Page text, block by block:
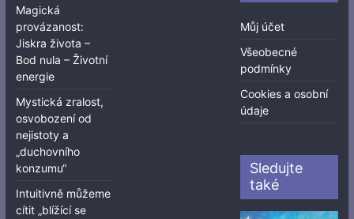
Magická
provázanost:
Jiskra života –
Bod nula – Životní
energie
Mystická zralost,
osvobození od
nejistoty a
„duchovního
konzumu“
Intuitivně můžeme
cítit „blížící se
Můj účet
Všeobecné
podmínky
Cookies a osobní
údaje
Sledujte
také